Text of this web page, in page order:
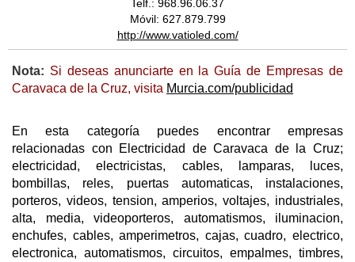
Telf.: 968.96.06.37
Móvil: 627.879.799
http://www.vatioled.com/
Nota: Si deseas anunciarte en la Guía de Empresas de
Caravaca de la Cruz, visita Murcia.com/publicidad
En esta categoría puedes encontrar empresas
relacionadas con Electricidad de Caravaca de la Cruz;
electricidad, electricistas, cables, lamparas, luces,
bombillas, reles, puertas automaticas, instalaciones,
porteros, videos, tension, amperios, voltajes, industriales,
alta, media, videoporteros, automatismos, iluminacion,
enchufes, cables, amperimetros, cajas, cuadro, electrico,
electronica, automatismos, circuitos, empalmes, timbres,